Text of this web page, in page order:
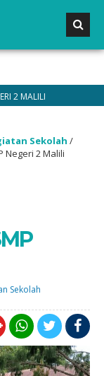
Sekolah /
Negeri 2 Malili
Sekolah